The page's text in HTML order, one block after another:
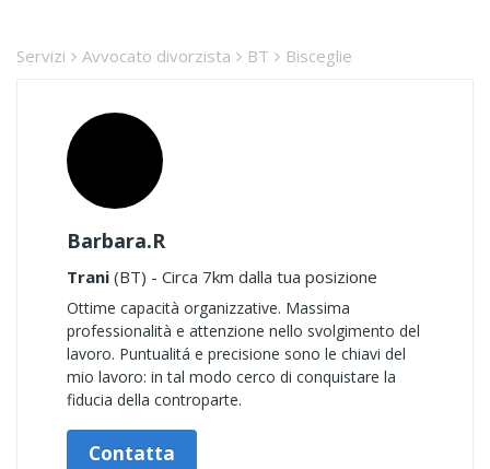
Servizi Avvocato divorzista BT Bisceglie
Barbara.R
Trani (BT) - Circa 7km dalla tua posizione
Ottime capacità organizzative. Massima
professionalità e attenzione nello svolgimento del
lavoro. Puntualitá e precisione sono le chiavi del
mio lavoro: in tal modo cerco di conquistare la
fiducia della controparte.
Contatta